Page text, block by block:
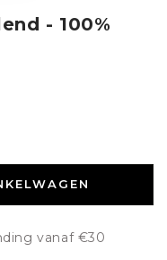
- 100%
vanaf €30